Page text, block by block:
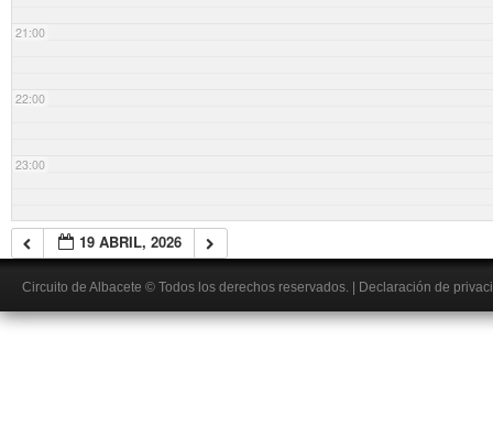
21:00
22:00
23:00
19 ABRIL, 2026
Circuito de Albacete © Todos los derechos reservados. Declaración de